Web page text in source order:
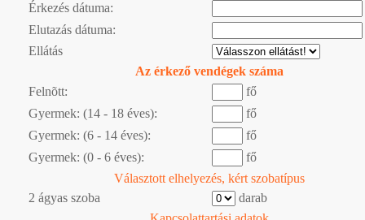
Érkezés dátuma:
Elutazás dátuma:
Ellátás
Az érkező vendégek száma
Felnõtt:
fő
Gyermek: (14 - 18 éves):
fő
Gyermek: (6 - 14 éves):
fő
Gyermek: (0 - 6 éves):
fő
Választott elhelyezés, kért szobatípus
2 ágyas szoba
darab